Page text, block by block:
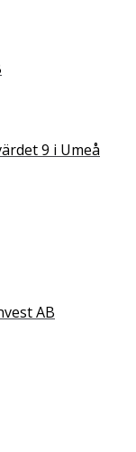
9 i Umeå
AB